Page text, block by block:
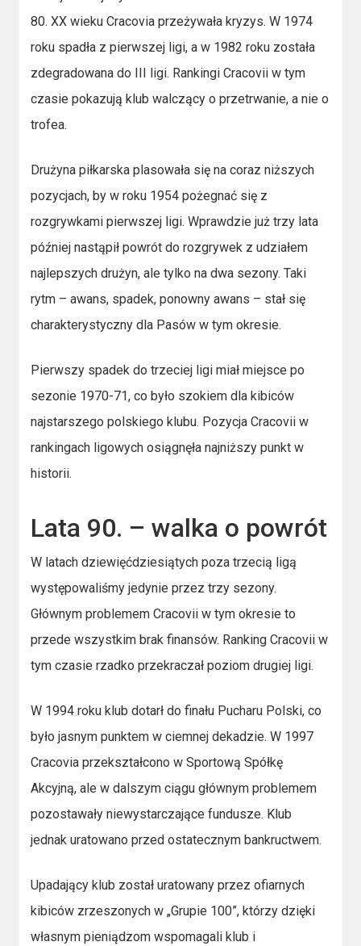
80. XX wieku Cracovia przeżywała kryzys. W 1974
roku spadła z pierwszej ligi, a w 1982 roku została
zdegradowana do III ligi. Rankingi Cracovii w tym
czasie pokazują klub walczący o przetrwanie, a nie o
trofea.
Drużyna piłkarska plasowała się na coraz niższych
pozycjach, by w roku 1954 pożegnać się z
rozgrywkami pierwszej ligi. Wprawdzie już trzy lata
później nastąpił powrót do rozgrywek z udziałem
najlepszych drużyn, ale tylko na dwa sezony. Taki
rytm – awans, spadek, ponowny awans – stał się
charakterystyczny dla Pasów w tym okresie.
Pierwszy spadek do trzeciej ligi miał miejsce po
sezonie 1970-71, co było szokiem dla kibiców
najstarszego polskiego klubu. Pozycja Cracovii w
rankingach ligowych osiągnęła najniższy punkt w
historii.
Lata 90. – walka o powrót
W latach dziewięćdziesiątych poza trzecią ligą
występowaliśmy jedynie przez trzy sezony.
Głównym problemem Cracovii w tym okresie to
przede wszystkim brak finansów. Ranking Cracovii w
tym czasie rzadko przekraczał poziom drugiej ligi.
W 1994 roku klub dotarł do finału Pucharu Polski, co
było jasnym punktem w ciemnej dekadzie. W 1997
Cracovia przekształcono w Sportową Spółkę
Akcyjną, ale w dalszym ciągu głównym problemem
pozostawały niewystarczające fundusze. Klub
jednak uratowano przed ostatecznym bankructwem.
Upadający klub został uratowany przez ofiarnych
kibiców zrzeszonych w „Grupie 100”, którzy dzięki
własnym pieniądzom wspomagali klub i